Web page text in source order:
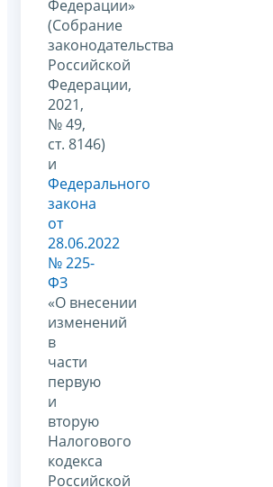
Федерации»
(Собрание
законодательства
Российской
Федерации,
2021,
№ 49,
ст. 8146)
и
Федерального
закона
от
28.06.2022
№ 225-
ФЗ
«О внесении
изменений
в
части
первую
и
вторую
Налогового
кодекса
Российской